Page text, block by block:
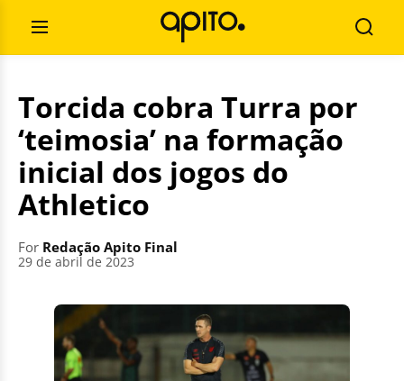
contentOpen
Menu
for:
Torcida cobra Turra por
‘teimosia’ na formação
inicial dos jogos do
Athletico
For Redação Apito Final
29 de abril de 2023